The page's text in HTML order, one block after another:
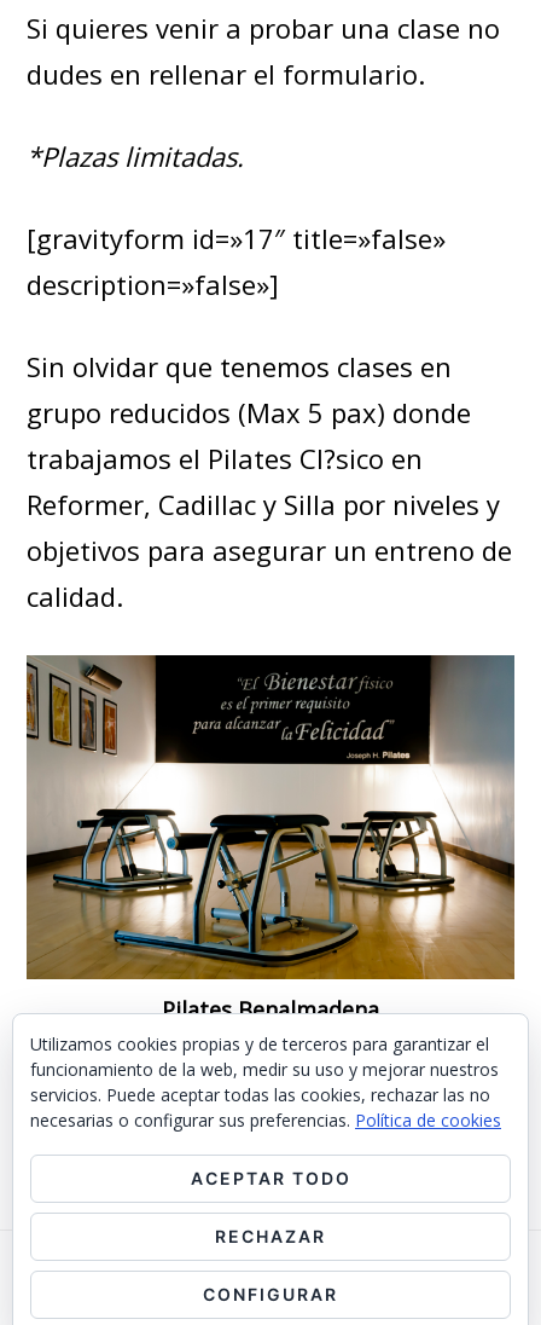
Si quieres venir a probar una clase no
dudes en rellenar el formulario.
*Plazas limitadas.
[gravityform id=»17″ title=»false»
description=»false»]
Sin olvidar que tenemos clases en
grupo reducidos (Max 5 pax) donde
trabajamos el Pilates Cl?sico en
Reformer, Cadillac y Silla por niveles y
objetivos para asegurar un entreno de
calidad.
Pilates Benalmadena
Pilates Benalmadena
Copyright © 2026 · PILATES BENALMADENA
Utilizamos cookies propias y de terceros para garantizar el
funcionamiento de la web, medir su uso y mejorar nuestros
servicios. Puede aceptar todas las cookies, rechazar las no
necesarias o configurar sus preferencias. Política de cookies
ACEPTAR TODO
RECHAZAR
CONFIGURAR